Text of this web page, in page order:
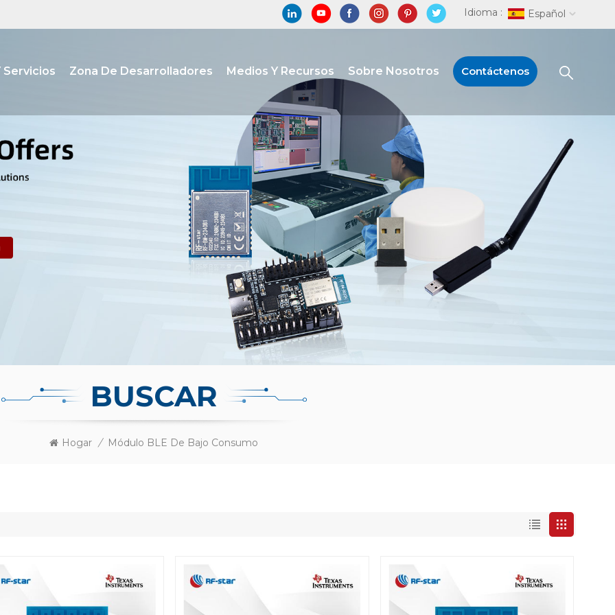
Idioma : Español
Servicios Zona De Desarrolladores Medios Y Recursos Sobre Nosotros Contáctenos
BUSCAR
Hogar / Módulo BLE De Bajo Consumo